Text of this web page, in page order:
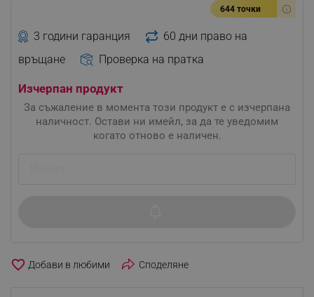
644 точки
3 години гаранция
60 дни право на
връщане
Проверка на пратка
Изчерпан продукт
За съжаление в момента този продукт е с изчерпана
наличност. Остави ни имейл, за да те уведомим
когато отново е наличен.
favorite_border Споделяне